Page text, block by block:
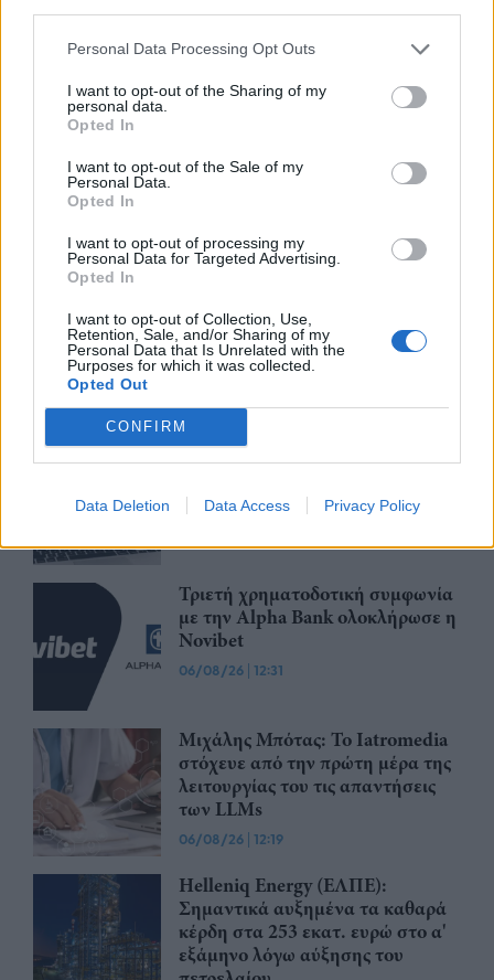
Personal Data Processing Opt Outs
I want to opt-out of the Sharing of my
personal data.
Opted In
I want to opt-out of the Sale of my
Personal Data.
Opted In
I want to opt-out of processing my
Personal Data for Targeted Advertising.
Opted In
I want to opt-out of Collection, Use,
Retention, Sale, and/or Sharing of my
Personal Data that Is Unrelated with the
Purposes for which it was collected.
Opted Out
CONFIRM
Data Deletion Data Access Privacy Policy
μέλλον του Insurance στην εποχή του AI
σου
Advertorial
Περισσότερα από το
μεγέθη του Ομίλου JUMBO στο
πλαίσιο των αρχικών σχεδιασμών
της διοίκησης
Σε 27 χώρες της Ευρωπαϊκής
Ένωσης επεκτείνει τη
δραστηριότητά της η Vendora
Τριετή χρηματοδοτική συμφωνία
με την Alpha Bank ολοκλήρωσε η
Novibet
06/08/26 | 12:31
Μιχάλης Μπότας: Το Iatromedia
στόχευε από την πρώτη μέρα της
λειτουργίας του τις απαντήσεις
των LLMs
06/08/26 | 12:19
Helleniq Energy (ΕΛΠΕ):
Σημαντικά αυξημένα τα καθαρά
κέρδη στα 253 εκατ. ευρώ στο α'
εξάμηνο λόγω αύξησης του